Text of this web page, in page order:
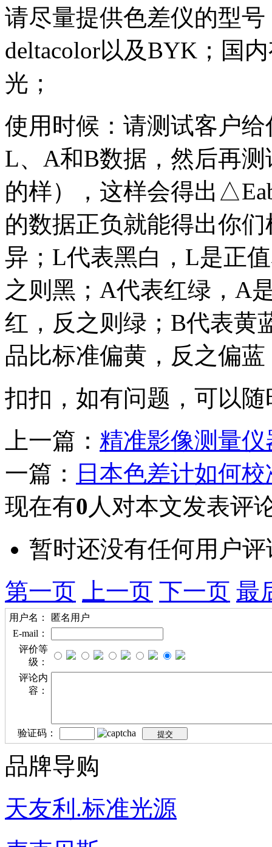
请尽量提供色差仪的型
deltacolor以及BYK；国
光；
使用时候：请测试客户
L、A和B数据，然后再
的样），这样会得出
的数据正负就能得出你
异；L代表黑白，L是正
之则黑；A代表红绿，A
红，反之则绿；B代表黄
品比标准偏黄，反之偏蓝
扣扣，如有问题，可以随
上一篇： 精准影像测量
一篇：
日本色差计如何校
现在有0 人对本文发表评
暂时还没有任何用户评
第一页
上一页 下一页 最
用户名：
匿名用户
E-mail：
评价等
级：
评论内
容：
验证码：
品牌导购
天友利.标准光源